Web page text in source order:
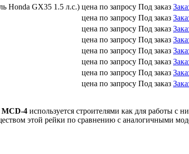
Honda GX35 1.5 л.с.) цена по запросу Под заказ
цена по запросу Под заказ
цена по запросу Под заказ
цена по запросу Под заказ
цена по запросу Под заказ
цена по запросу Под заказ
цена по запросу Под заказ
цена по запросу Под заказ
MСD-4 используется строителями как для работы
этой рейки по сравнению с аналогичными